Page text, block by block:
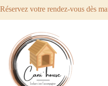
Réservez votre rendez-vous dès